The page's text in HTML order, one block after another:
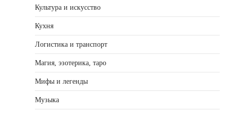
Культура и искусство
Кухня
Логистика и транспорт
Магия, эзотерика, таро
Мифы и легенды
Музыка